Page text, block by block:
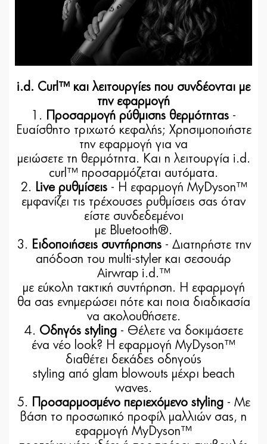
i.d. Curl™ και λειτουργίες που συνδέονται με
την εφαρμογή
1.
Προσαρμογή ρύθμισης θερμότητας -
Ευαίσθητο τριχωτό κεφαλής; Χρησιμοποιήστε
την εφαρμογή για να
μειώσετε τη θερμότητα. Και η λειτουργία i.d.
curl™ προσαρμόζεται αυτόματα.
2. Live ρυθμίσεις- Η εφαρμογή MyDyson™
εμφανίζει τις τρέχουσες ρυθμίσεις σας όταν
είστε συνδεδεμένοι
με Bluetooth®.
3. Ειδοποιήσεις συντήρησης- Διατηρήστε την
απόδοση του multi-styler και σεσουάρ
Airwrap i.d.™
με εύκολη τακτική συντήρηση. Η εφαρμογή
θα σας ενημερώσει πότε και ποια διαδικασία
να ακολουθήσετε.
4. Οδηγός styling - Θέλετε να δοκιμάσετε
ένα νέο look? Η εφαρμογή MyDyson™
διαθέτει δεκάδες οδηγούς
styling από glam blowouts μέχρι beach
waves.
5.
Προσαρμοσμένο περιεχόμενο styling- Με
βάση το προσωπικό προφίλ μαλλιών σας, η
εφαρμογή MyDyson™